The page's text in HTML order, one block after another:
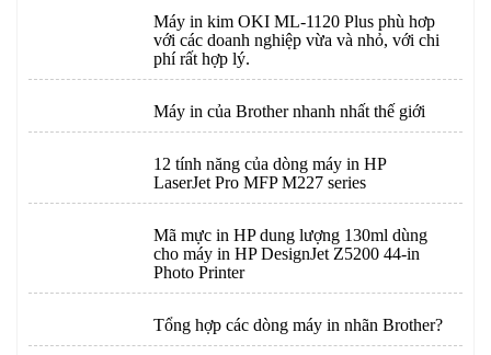
Máy in kim OKI ML-1120 Plus phù hơp
với các doanh nghiệp vừa và nhỏ, với chi
phí rất hợp lý.
Máy in của Brother nhanh nhất thế giới
12 tính năng của dòng máy in HP
LaserJet Pro MFP M227 series
Mã mực in HP dung lượng 130ml dùng
cho máy in HP DesignJet Z5200 44-in
Photo Printer
Tổng hợp các dòng máy in nhãn Brother?